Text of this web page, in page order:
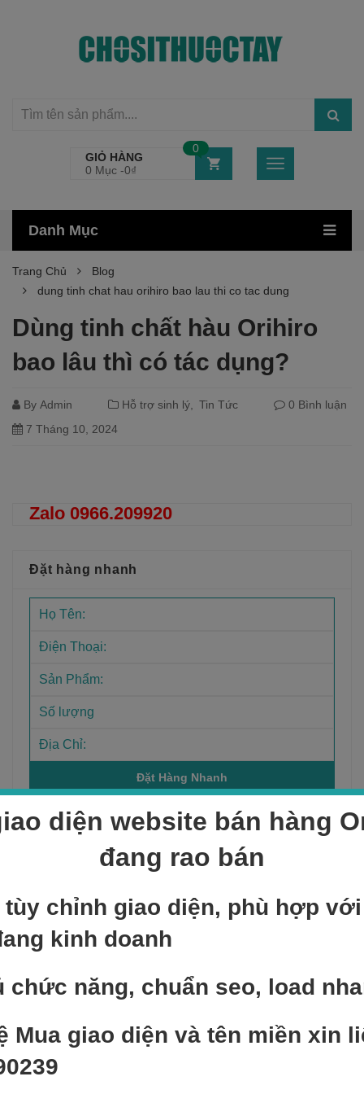
GIỎ HÀNG
0 Mục -0₫
0
Danh Mục
Trang Chủ
Blog
dung tinh chat hau orihiro bao lau thi co tac dung
Dùng tinh chất hàu Orihiro
bao lâu thì có tác dụng?
By Admin Hỗ trợ sinh lý Tin Tức
0 Bình luận
7 Tháng 10, 2024
Zalo 0966.209920
Đặt hàng nhanh
Sản phẩm bán chạy
NEW
Add to cart
Sản phẩm mẫu 3
Sản phẩm mẫu 6
400,000
diện website bán hàng
đang rao bán
tùy chỉnh giao diện, phù hợp
kinh doanh
chức năng, chuẩn seo, load
Mua giao diện và tên miền xin